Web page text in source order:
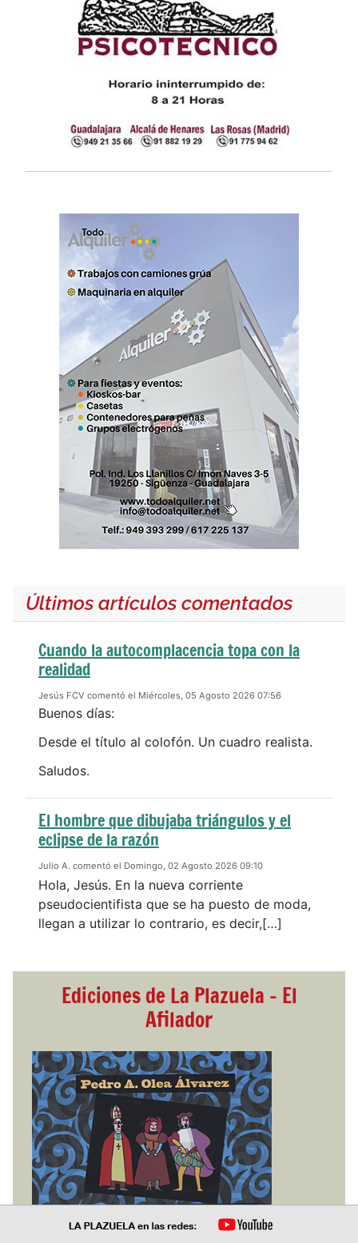
Últimos artículos comentados
Cuando la autocomplacencia topa con la
realidad
Jesús FCV comentó el Miércoles, 05 Agosto 2026 07:56
Buenos días:
Desde el título al colofón. Un cuadro realista.
Saludos.
El hombre que dibujaba triángulos y el
eclipse de la razón
Julio A. comentó el Domingo, 02 Agosto 2026 09:10
Hola, Jesús. En la nueva corriente
pseudocientifista que se ha puesto de moda,
llegan a utilizar lo contrario, es decir,[…]
Ediciones de La Plazuela - El
Afilador